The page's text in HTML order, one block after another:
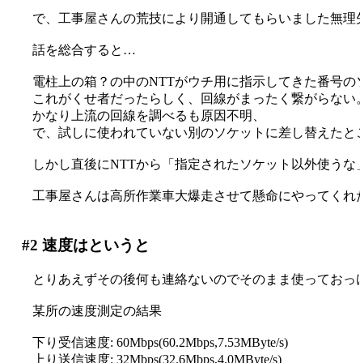
で、工事屋さんの荒技により開通してもらいました無理
話を総合すると…
電柱上の箱？の中のNTTがウチ用に指示してきた番号の
これがくせ者だったらしく、回線がまったく繋がらない
かなり上流の回線を調べるも原因不明、
で、試しに使われていない別のソケットに差し替えたと
しかし直後にNTTから「指定されたソケット以外使う
工事屋さんは高所作業車大爆走させて懸命にやってく
#2 速度はというと
とりあえずその後何も連絡ないのでそのまま使ってお
某所の速度測定の結果
下り受信速度: 60Mbps(60.2Mbps,7.53MByte/s)
上り送信速度: 32Mbps(32.6Mbps,4.0MByte/s)